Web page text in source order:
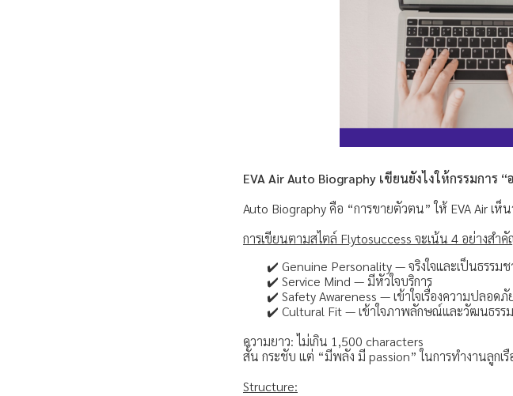
EVA Air Auto Biography เขียนยังไงให้กรรมการ
Auto Biography คือ “การขายตัวตน” ให้ EVA Air เ
การเขียนตามสไตล์ Flytosuccess จะเน้น 4 อย่างสำ
✔️ Genuine Personality — จริงใจและเป็นธรรม
✔️ Service Mind — มีหัวใจบริการ
✔️ Safety Awareness — เข้าใจเรื่องความปลอดภั
✔️ Cultural Fit — เข้าใจภาพลักษณ์และวัฒนธรรม
ความยาว: ไม่เกิน 1,500 characters
สั้น กระชับ แต่ “มีพลัง มี passion” ในการทำงานลูกเรื
Structure: